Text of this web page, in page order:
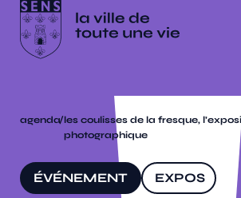
agenda/les coulisses de la fresque,
photographique
ÉVÉNEMENT EXPOS